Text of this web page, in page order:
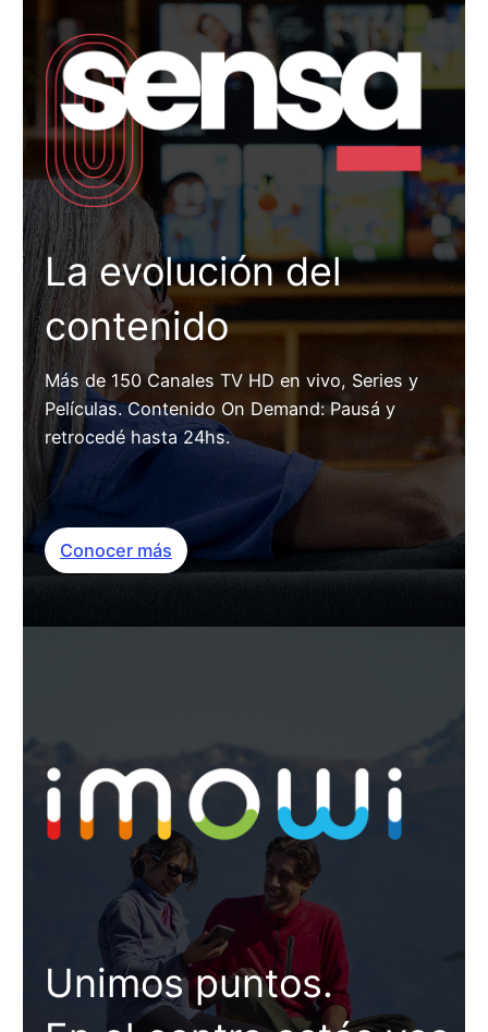
La evolución del
contenido
Más de 150 Canales TV HD en vivo, Series y
Películas. Contenido On Demand: Pausá y
retrocedé hasta 24hs.
Conocer más
Unimos puntos.